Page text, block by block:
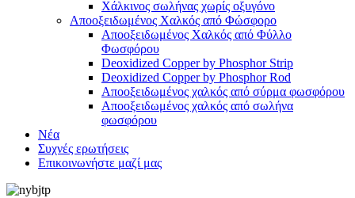
Χάλκινος σωλήνας χωρίς οξυγόνο
Αποοξειδωμένος Χαλκός από Φώσφορο
Αποοξειδωμένος Χαλκός από Φύλλο
Φωσφόρου
Deoxidized Copper by Phosphor Strip
Deoxidized Copper by Phosphor Rod
Αποοξειδωμένος χαλκός από σύρμα φωσφόρου
Αποοξειδωμένος χαλκός από σωλήνα
φωσφόρου
Νέα
Συχνές ερωτήσεις
Επικοινωνήστε μαζί μας